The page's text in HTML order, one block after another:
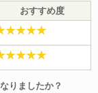
おすすめ度
りましたか？